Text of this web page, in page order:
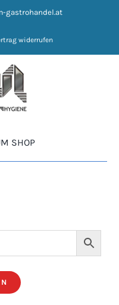
gastrohandel.at
widerrufen
SHOP
UNS